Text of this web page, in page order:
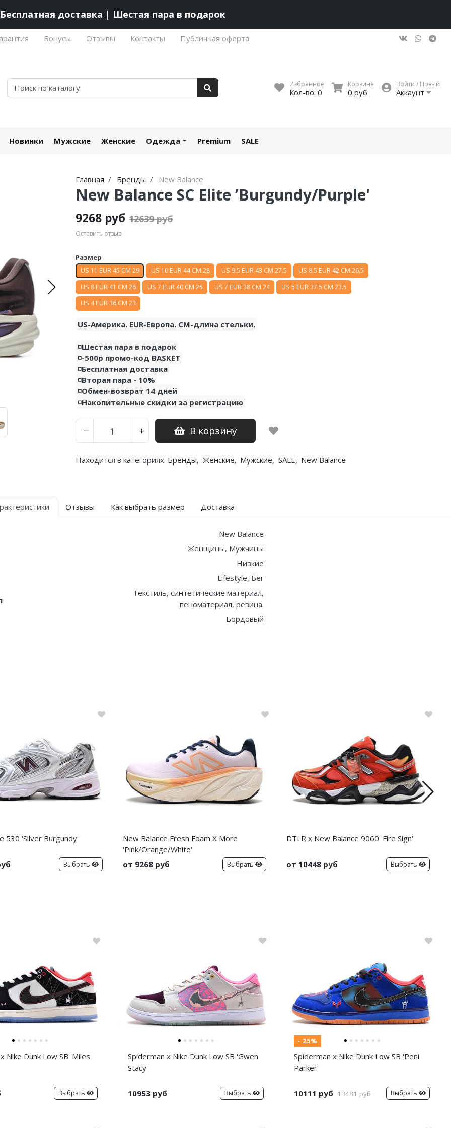
Бесплатная доставка | Шестая пара в подарок
Бонусы Отзывы Контакты Публичная оферта
Избранное
Кол-во: 0
Корзина
0 руб
Войти / Новый
Аккаунт
Новинки Мужские Женские Одежда Premium SALE
Главная Бренды New Balance
New Balance SC Elite ’Burgundy/Purple'
9268 руб 12639 руб
Оставить отзыв
Размер
US 11 EUR 45 CM 29 US 10 EUR 44 CM 28 US 9.5 EUR 43 CM 27.5
US 8.5 EUR 42 CM 26.5
US 8 EUR 41 CM 26
US 7 EUR 40 CM 25 US 7 EUR 38 CM 24
US 5 EUR 37.5 CM 23.5
US 4 EUR 36 CM 23
US-Америка. EUR-Европа. CM-длина стельки.
◽️Шестая пара в подарок
◽️-500р промо-код BASKET
◽️Бесплатная доставка
◽️Вторая пара - 10%
◽️Обмен-возврат 14 дней
◽️Накопительные скидки за регистрацию
− + В корзину
Находится в категориях: Бренды, Женские, Мужские, SALE, New Balance
Отзывы Как выбрать размер Доставка
New Balance
Женщины, Мужчины
Низкие
Lifestyle, Бег
Текстиль, синтетические материал,
пеноматериал, резина.
Бордовый
530 'Silver Burgundy'
Выбрать
New Balance Fresh Foam X More
'Pink/Orange/White'
от 9268 руб
Выбрать
DTLR x New Balance 9060 'Fire Sign'
от 10448 руб Выбрать
Nike Dunk Low SB 'Miles
Выбрать
Spiderman x Nike Dunk Low SB 'Gwen
Stacy'
10953 руб Выбрать
- 25%
Spiderman x Nike Dunk Low SB 'Peni
Parker'
10111 руб 13481 руб Выбрать